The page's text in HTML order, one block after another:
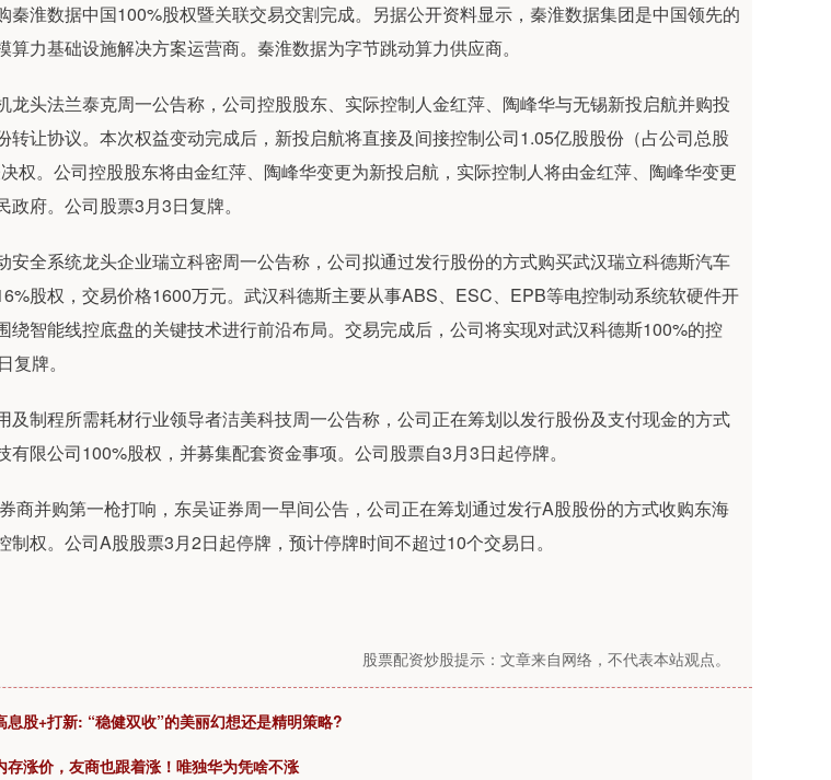
秦淮数据中国100%股权暨关联交易交割完成。另据公开资料显示，秦淮数据集团是中国领先的
算力基础设施解决方案运营商。秦淮数据为字节跳动算力供应商。
头法兰泰克周一公告称，公司控股股东、实际控制人金红萍、陶峰华与无锡新投启航并购投
转让协议。本次权益变动完成后，新投启航将直接及间接控制公司1.05亿股股份（占公司总股
权。公司控股股东将由金红萍、陶峰华变更为新投启航，实际控制人将由金红萍、陶峰华变更
政府。公司股票3月3日复牌。
全系统龙头企业瑞立科密周一公告称，公司拟通过发行股份的方式购买武汉瑞立科德斯汽车
股权，交易价格1600万元。武汉科德斯主要从事ABS、ESC、EPB等电控制动系统软硬件开
绕智能线控底盘的关键技术进行前沿布局。交易完成后，公司将实现对武汉科德斯100%的控
牌。
制程所需耗材行业领导者洁美科技周一公告称，公司正在筹划以发行股份及支付现金的方式
有限公司100%股权，并募集配套资金事项。公司股票自3月3日起停牌。
并购第一枪打响，东吴证券周一早间公告，公司正在筹划通过发行A股股份的方式收购东海
制权。公司A股股票3月2日起停牌，预计停牌时间不超过10个交易日。
股票配资炒股提示：文章来自网络，不代表本站观点。
息股+打新: “稳健双收”的美丽幻想还是精明策略?
存涨价，友商也跟着涨！唯独华为凭啥不涨